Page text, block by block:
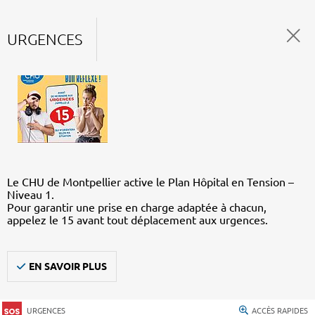
URGENCES
Le CHU de Montpellier active le Plan Hôpital en Tension –
Niveau 1.
Pour garantir une prise en charge adaptée à chacun,
appelez le 15 avant tout déplacement aux urgences.
EN SAVOIR PLUS
URGENCES ACCÈS RAPIDES